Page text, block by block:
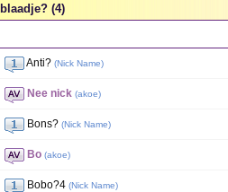
(4)
Anti? (Nick Name)
Nee nick (akoe)
Bons? (Nick Name)
Bo (akoe)
Bobo?4 (Nick Name)